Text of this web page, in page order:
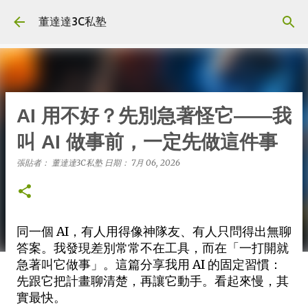
董達達3C私塾
AI 用不好？先別急著怪它——我
叫 AI 做事前，一定先做這件事
張貼者： 董達達3C私塾 日期： 7月 06, 2026
同一個 AI，有人用得像神隊友、有人只問得出無聊
答案。我發現差別常常不在工具，而在「一打開就
急著叫它做事」。這篇分享我用 AI 的固定習慣：
先跟它把計畫聊清楚，再讓它動手。看起來慢，其
實最快。